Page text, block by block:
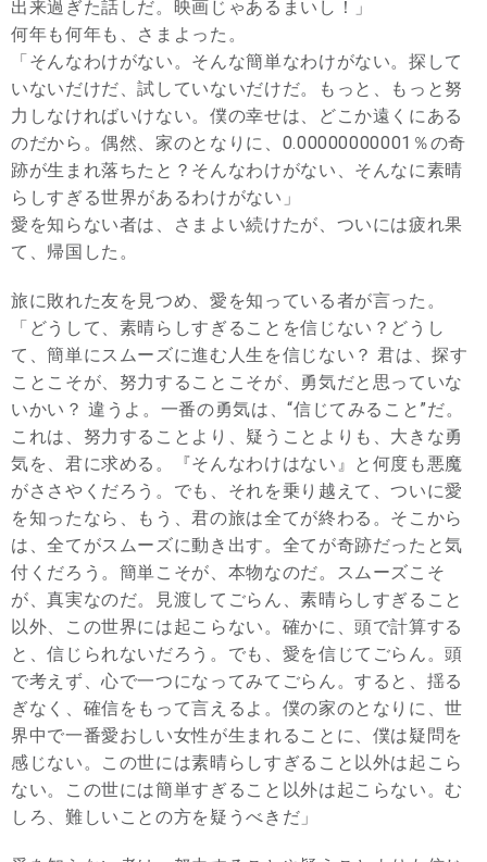
出来過ぎた話しだ。映画じゃあるまいし！」
何年も何年も、さまよった。
「そんなわけがない。そんな簡単なわけがない。探して
いないだけだ、試していないだけだ。もっと、もっと努
力しなければいけない。僕の幸せは、どこか遠くにある
のだから。偶然、家のとなりに、0.00000000001％の奇
跡が生まれ落ちたと？そんなわけがない、そんなに素晴
らしすぎる世界があるわけがない」
愛を知らない者は、さまよい続けたが、ついには疲れ果
て、帰国した。
旅に敗れた友を見つめ、愛を知っている者が言った。
「どうして、素晴らしすぎることを信じない？どうし
て、簡単にスムーズに進む人生を信じない？ 君は、探す
ことこそが、努力することこそが、勇気だと思っていな
いかい？ 違うよ。一番の勇気は、“信じてみること”だ。
これは、努力することより、疑うことよりも、大きな勇
気を、君に求める。『そんなわけはない』と何度も悪魔
がささやくだろう。でも、それを乗り越えて、ついに愛
を知ったなら、もう、君の旅は全てが終わる。そこから
は、全てがスムーズに動き出す。全てが奇跡だったと気
付くだろう。簡単こそが、本物なのだ。スムーズこそ
が、真実なのだ。見渡してごらん、素晴らしすぎること
以外、この世界には起こらない。確かに、頭で計算する
と、信じられないだろう。でも、愛を信じてごらん。頭
で考えず、心で一つになってみてごらん。すると、揺る
ぎなく、確信をもって言えるよ。僕の家のとなりに、世
界中で一番愛おしい女性が生まれることに、僕は疑問を
感じない。この世には素晴らしすぎること以外は起こら
ない。この世には簡単すぎること以外は起こらない。む
しろ、難しいことの方を疑うべきだ」